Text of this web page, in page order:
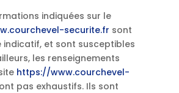
indiquées sur le
securite.fr sont
indicatif, et sont susceptibles
les renseignements
https://www.courchevel-
pas exhaustifs. Ils sont